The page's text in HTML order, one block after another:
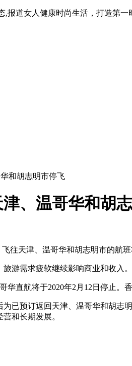
报道女人健康时尚生活，打造第
和胡志明市停飞
、温哥华和胡
往天津、温哥华和胡志明市的航班
游需求疲软继续影响商业和收入
直航将于2020年2月12日停止。
已预订返回天津、温哥华和胡
和长期发展。